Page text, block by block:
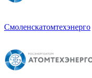
Смоленскатомтехэнерго